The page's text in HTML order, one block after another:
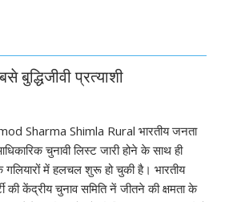
प्रत्याशी
Sharma Shimla Rural भारतीय जनता
चुनावी लिस्ट जारी होने के साथ ही
गलियारों में हलचल शुरू हो चुकी है। भारतीय
की केंद्रीय चुनाव समिति नें जीतने की क्षमता के